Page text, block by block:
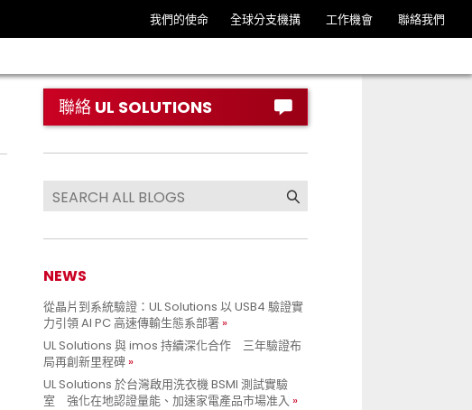
我們的使命 全球分支機搆 工作機會 聯絡我們
聯絡 UL SOLUTIONS
NEWS
從晶片到系統驗證：UL Solutions 以 USB4 驗證實
力引領 AI PC 高速傳輸生態系部署
UL Solutions 與 imos 持續深化合作 三年驗證布
局再創新里程碑
UL Solutions 於台灣啟用洗衣機 BSMI 測試實驗
室 強化在地認證量能、加速家電產品市場准入